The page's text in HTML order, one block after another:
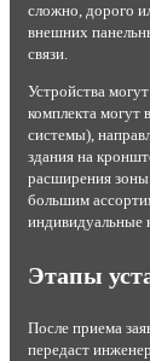
сложно, дорого
внешних
связи.
Устройства
комплекта могут
системы),
здания на
расширения
большим
индивидуальные
Этапы
После приема
передаст